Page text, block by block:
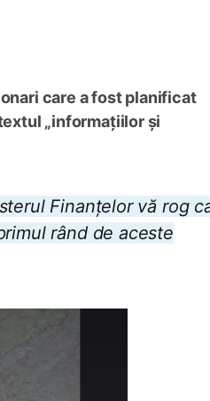
care a fost planificat
„informațiilor și
Finanțelor vă rog
rând de aceste